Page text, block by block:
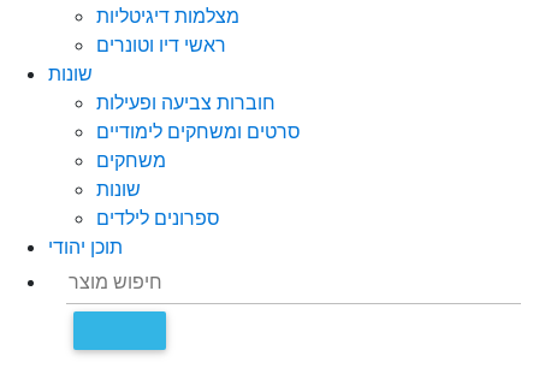
מצלמות דיגיטליות
ראשי דיו וטונרים
שונות
חוברות צביעה ופעילות
סרטים ומשחקים לימודיים
משחקים
שונות
ספרונים לילדים
תוכן יהודי